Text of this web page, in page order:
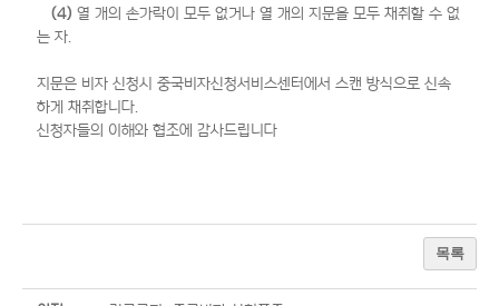
(4) 열 개의 손가락이 모두 없거나 열 개의 지문을 모두 채취할 수 없
는 자.
지문은 비자 신청시 중국비자신청서비스센터에서 스캔 방식으로 신속
하게 채취합니다.
신청자들의 이해와 협조에 감사드립니다
목록